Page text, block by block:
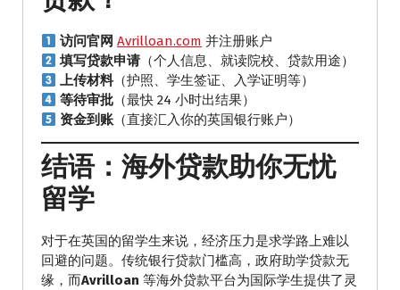
访问官网 Avrilloan.com 并注册账户
填写贷款申请 （个人信息、就读院校、贷款用途）
上传材料（护照、学生签证、入学证明等）
等待审批 （最快 24 小时出结果）
资金到账 （直接汇入你的英国银行账户）
结语：海外贷款助你无忧
留学
对于在英国的留学生来说，经济压力是求学路上难以
回避的问题。传统银行贷款门槛高，政府助学贷款无
缘，而Avrilloan 等海外贷款平台为国际学生提供了灵